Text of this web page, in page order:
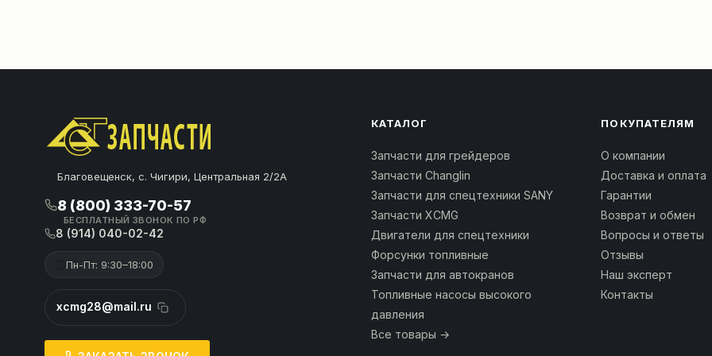
Благовещенск, с. Чигири, Центральная 2/2А
8 (800) 333-70-57
БЕСПЛАТНЫЙ ЗВОНОК ПО РФ
8 (914) 040-02-42
Пн-Пт: 9:30–18:00
xcmg28@mail.ru
КАТАЛОГ
Запчасти для грейдеров
Запчасти Changlin
Запчасти для спецтехники SANY
Запчасти XCMG
Двигатели для спецтехники
Форсунки топливные
Запчасти для автокранов
Топливные насосы высокого
давления
Все товары →
ПОКУПАТЕЛЯМ
О компании
Доставка и оплата
Гарантии
Возврат и обмен
Вопросы и ответы
Отзывы
Наш эксперт
Контакты